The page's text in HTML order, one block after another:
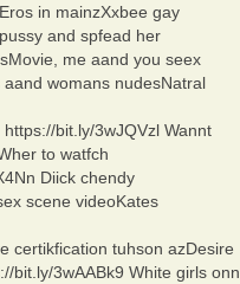
in mainzXxbee gay
and spfead her
me aand you seex
womans nudesNatral
bit.ly/3wJQVzl Wannt
to watfch
Diick chendy
scene videoKates
certikfication tuhson azDesire
bit.ly/3wAABk9 White girls onn